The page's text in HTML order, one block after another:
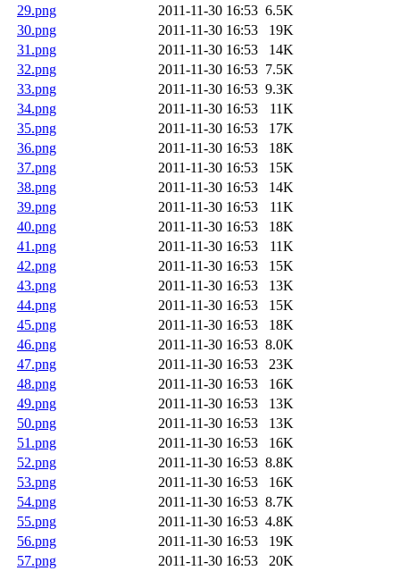
29.png
2011-11-30 16:53 6.5K
30.png
2011-11-30 16:53
19K
31.png
2011-11-30 16:53
14K
32.png
2011-11-30 16:53 7.5K
33.png
2011-11-30 16:53 9.3K
34.png
2011-11-30 16:53
11K
35.png
2011-11-30 16:53
17K
36.png
2011-11-30 16:53
18K
37.png
2011-11-30 16:53
15K
38.png
2011-11-30 16:53
14K
39.png
2011-11-30 16:53
11K
40.png
2011-11-30 16:53
18K
41.png
2011-11-30 16:53
11K
42.png
2011-11-30 16:53
15K
43.png
2011-11-30 16:53
13K
44.png
2011-11-30 16:53
15K
45.png
2011-11-30 16:53
18K
46.png
2011-11-30 16:53 8.0K
47.png
2011-11-30 16:53
23K
48.png
2011-11-30 16:53
16K
49.png
2011-11-30 16:53
13K
50.png
2011-11-30 16:53
13K
51.png
2011-11-30 16:53
16K
52.png
2011-11-30 16:53 8.8K
53.png
2011-11-30 16:53
16K
54.png
2011-11-30 16:53 8.7K
55.png
2011-11-30 16:53 4.8K
56.png
2011-11-30 16:53
19K
57.png
2011-11-30 16:53
20K